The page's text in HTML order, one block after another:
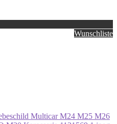
Wunschliste